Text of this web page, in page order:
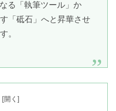
る「執筆ツール」か
「砥石」へと昇華させ
。